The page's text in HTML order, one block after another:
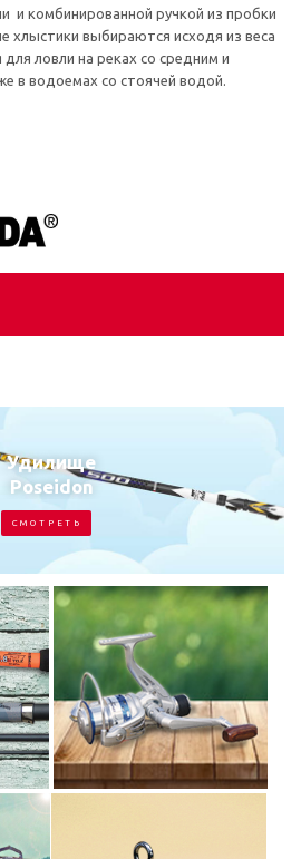
и комбинированной ручкой из пробки
хлыстики выбираются исходя из веса
ловли на реках со средним и
в водоемах со стоячей водой.
Удилище
Poseidon
С М О Т Р Е Т Ь